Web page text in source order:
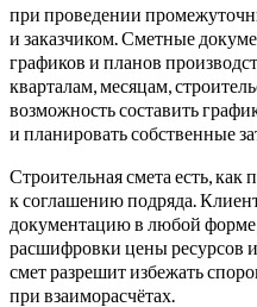
при проведении
и заказчиком. Сметные
графиков и планов
кварталам, месяцам,
возможность составить
и планировать собственные
Строительная смета есть,
к соглашению подряда.
документацию в любой
расшифровки цены ресурсов
смет разрешит избежать
при взаиморасчётах.